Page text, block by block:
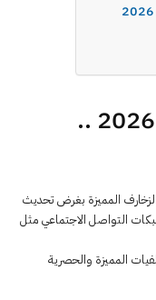
صور جديدة لشهر رمضان 2026 ..
المميزة بغرض تحديث
التواصل الاجتماعي مثل
المميزة والحصرية